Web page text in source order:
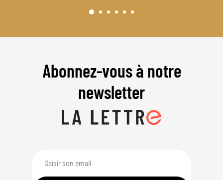
Abonnez-vous à notre
newsletter